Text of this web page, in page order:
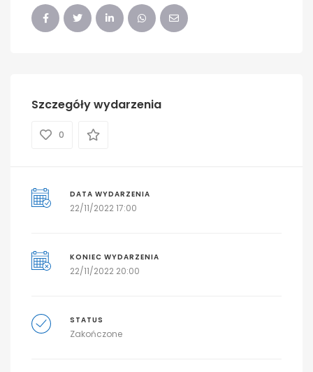
Szczegóły wydarzenia
0
DATA WYDARZENIA
22/11/2022 17:00
KONIEC WYDARZENIA
22/11/2022 20:00
STATUS
Zakończone